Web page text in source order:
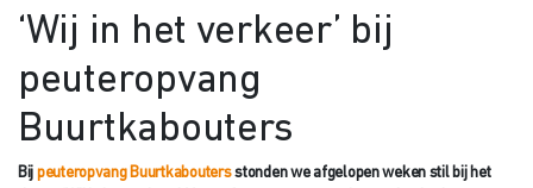
‘Wij in het verkeer’ bij
peuteropvang
Buurtkabouters
Bij peuteropvang Buurtkaboutersstonden we afgelopen weken stil bij het